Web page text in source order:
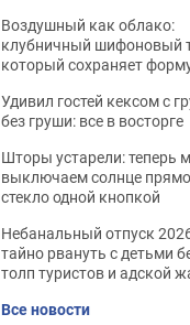
Воздушный как облако:
клубничный шифоновый
который сохраняет
Удивил гостей кексом с
без груши: все в восторге
Шторы устарели: теперь
выключаем солнце
стекло одной кнопкой
Небанальный отпуск
тайно рвануть с детьми
толп туристов и адской
Все новости